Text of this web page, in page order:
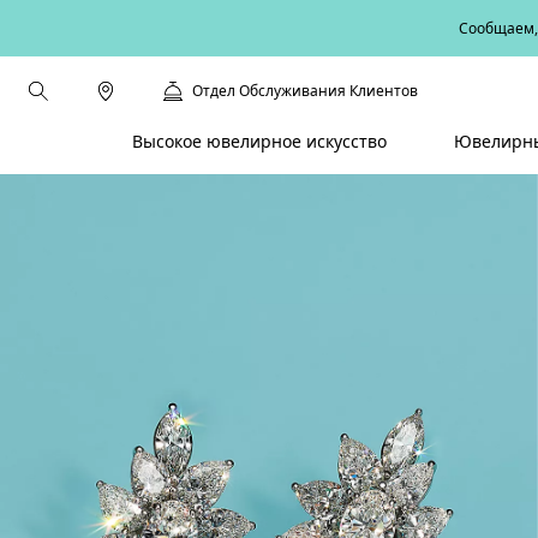
Сообщаем,
Отдел Обслуживания Клиентов
Высокое ювелирное искусство